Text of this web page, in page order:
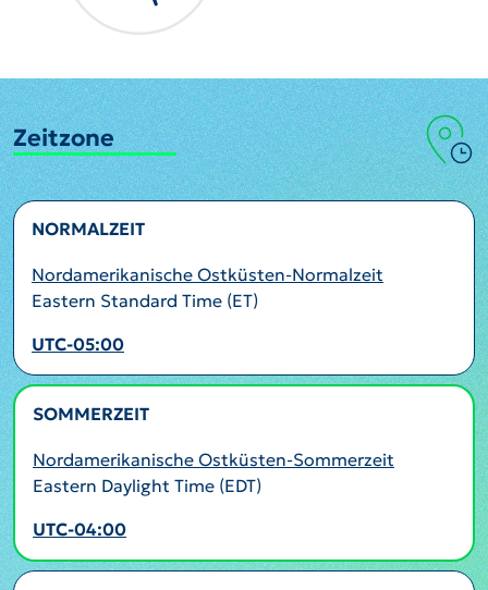
Zeitzone
NORMALZEIT
Nordamerikanische Ostküsten-Normalzeit
Eastern Standard Time (ET)
UTC-05:00
SOMMERZEIT
Nordamerikanische Ostküsten-Sommerzeit
Eastern Daylight Time (EDT)
UTC-04:00